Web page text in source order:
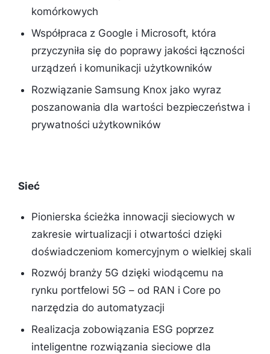
komórkowych
Współpraca z Google i Microsoft, która
przyczyniła się do poprawy jakości łączności
urządzeń i komunikacji użytkowników
Rozwiązanie Samsung Knox jako wyraz
poszanowania dla wartości bezpieczeństwa i
prywatności użytkowników
Sieć
Pionierska ścieżka innowacji sieciowych w
zakresie wirtualizacji i otwartości dzięki
doświadczeniom komercyjnym o wielkiej skali
Rozwój branży 5G dzięki wiodącemu na
rynku portfelowi 5G – od RAN i Core po
narzędzia do automatyzacji
Realizacja zobowiązania ESG poprzez
inteligentne rozwiązania sieciowe dla